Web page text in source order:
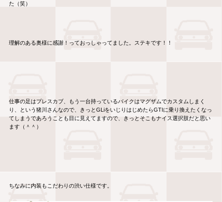
た（笑）
理解のある奥様に感謝！っておっしゃってました。ステキです！！
仕事の足はプレスカブ、もう一台持っているバイクはマグザムでカスタムしまく
り、という猪川さんなので、きっとGLiをいじりはじめたらGTIに乗り換えたくなっ
てしまうであろうことも目に見えてますので、きっとそこもナイス選択肢だと思い
ます（＾＾）
ちなみに内装もこだわりの渋い仕様です。